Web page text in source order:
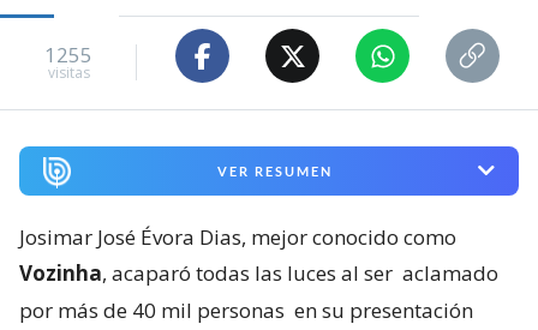
1255
visitas
VER RESUMEN
Josimar José Évora Dias, mejor conocido como
Vozinha, acaparó todas las luces al ser aclamado
por más de 40 mil personas en su presentación